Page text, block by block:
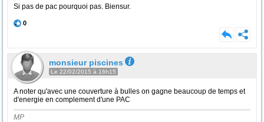
Si pas de pac pourquoi pas. Biensur.
0
monsieur piscines
Le 22/02/2015 à 16h15
A noter qu'avec une couverture à bulles on gagne beaucoup de temps et
d'energie en complement d'une PAC
MP